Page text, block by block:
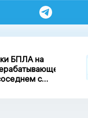
БПЛА на
с